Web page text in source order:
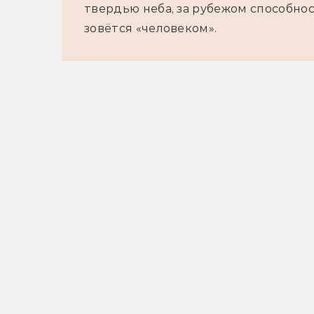
твердью неба, за рубежом
зовётся «человеком».